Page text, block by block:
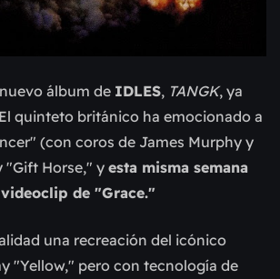
álbum de IDLES, TANGK, ya
quinteto británico ha emocionado a
(con coros de James Murphy y
"Gift Horse," y esta misma semana
de "Grace."
una recreación del icónico
"Yellow," pero con tecnología de